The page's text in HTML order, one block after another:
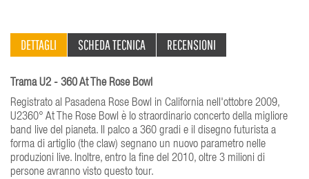
DETTAGLI SCHEDA TECNICA RECENSIONI
Trama U2 - 360 At The Rose Bowl
Registrato al Pasadena Rose Bowl in California nell'ottobre 2009,
U2360° At The Rose Bowl è lo straordinario concerto della migliore
band live del pianeta. Il palco a 360 gradi e il disegno futurista a
forma di artiglio (the claw) segnano un nuovo parametro nelle
produzioni live. Inoltre, entro la fine del 2010, oltre 3 milioni di
persone avranno visto questo tour.